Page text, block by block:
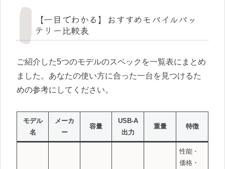
【一目でわかる】おすすめモバイルバッ
テリー比較表
ご紹介した5つのモデルのスペックを一覧表にまとめ
ました。あなたの使い方に合った一台を見つけるた
めの参考にしてください。
モデル
名
メーカ
ー
容量
USB-A
出力
重量 特徴
性能・
価格・